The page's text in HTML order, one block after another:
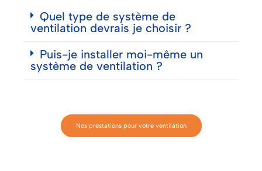
Quel type de système de
ventilation devrais je choisir ?
Puis-je installer moi-même un
système de ventilation ?
Nos prestations pour votre ventilation